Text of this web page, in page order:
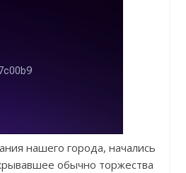
нашего города, начались
обычно торжества